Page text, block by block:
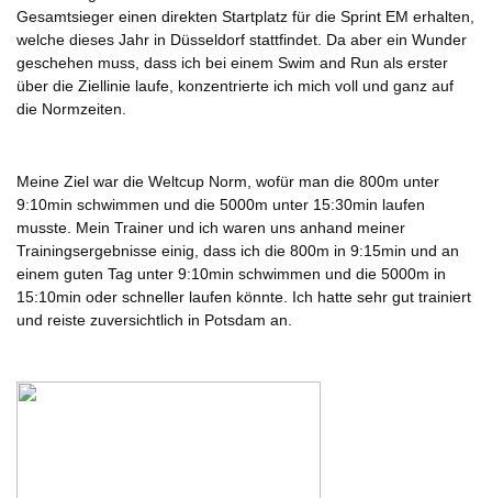
Gesamtsieger einen direkten Startplatz für die Sprint EM erhalten,
welche dieses Jahr in Düsseldorf stattfindet. Da aber ein Wunder
geschehen muss, dass ich bei einem Swim and Run als erster
über die Ziellinie laufe, konzentrierte ich mich voll und ganz auf
die Normzeiten.
Meine Ziel war die Weltcup Norm, wofür man die 800m unter
9:10min schwimmen und die 5000m unter 15:30min laufen
musste. Mein Trainer und ich waren uns anhand meiner
Trainingsergebnisse einig, dass ich die 800m in 9:15min und an
einem guten Tag unter 9:10min schwimmen und die 5000m in
15:10min oder schneller laufen könnte. Ich hatte sehr gut trainiert
und reiste zuversichtlich in Potsdam an.